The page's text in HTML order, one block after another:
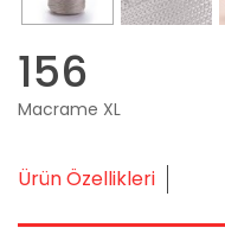
156
Macrame XL
Ürün Özellikleri